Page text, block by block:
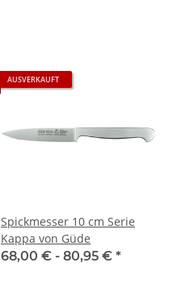
AUSVERKAUFT
Spickmesser 10 cm Serie
Kappa von Güde
68,00 € - 80,95 € *